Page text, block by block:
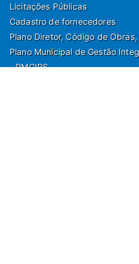
Licitações Públicas
Cadastro de fornecedores
Plano Diretor, Código de
Plano Municipal de Gestão
- PMGIRS